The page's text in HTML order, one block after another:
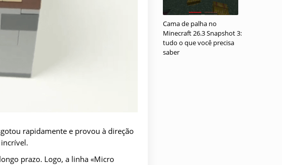
rapidamente e provou à direção
prazo. Logo, a linha «Micro
Cama de palha no
Minecraft 26.3 Snapshot 3:
tudo o que você precisa
saber